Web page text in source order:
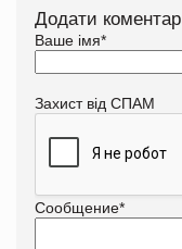
Додати коментар
Ваше імя*
Захист від СПАМ
Сообщение*